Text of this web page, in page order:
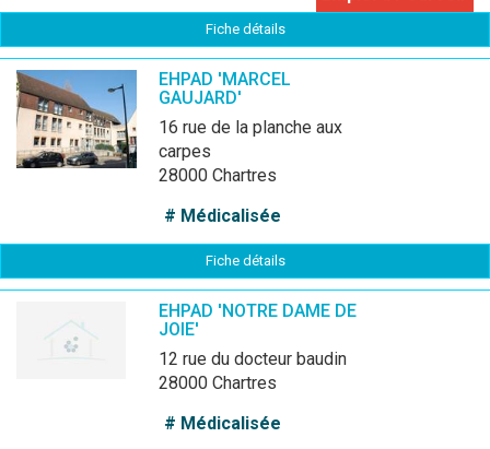
Fiche détails
EHPAD 'MARCEL
GAUJARD'
16 rue de la planche aux
carpes
28000 Chartres
# Médicalisée
Fiche détails
EHPAD 'NOTRE DAME DE
JOIE'
12 rue du docteur baudin
28000 Chartres
# Médicalisée